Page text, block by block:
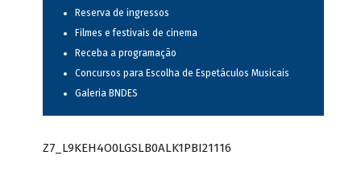
Reserva de ingressos
Filmes e festivais de cinema
Receba a programação
Concursos para Escolha de Espetáculos Musicais
Galeria BNDES
Z7_L9KEH4O0LGSLB0ALK1PBI21116